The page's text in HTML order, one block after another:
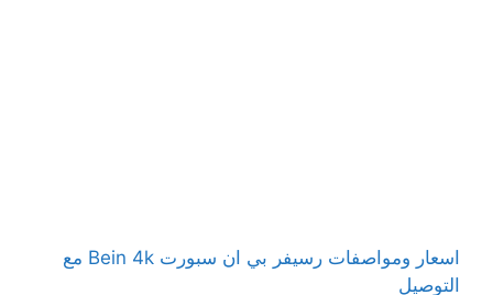
اسعار ومواصفات رسيفر بي ان سبورت Bein 4k مع
التوصيل